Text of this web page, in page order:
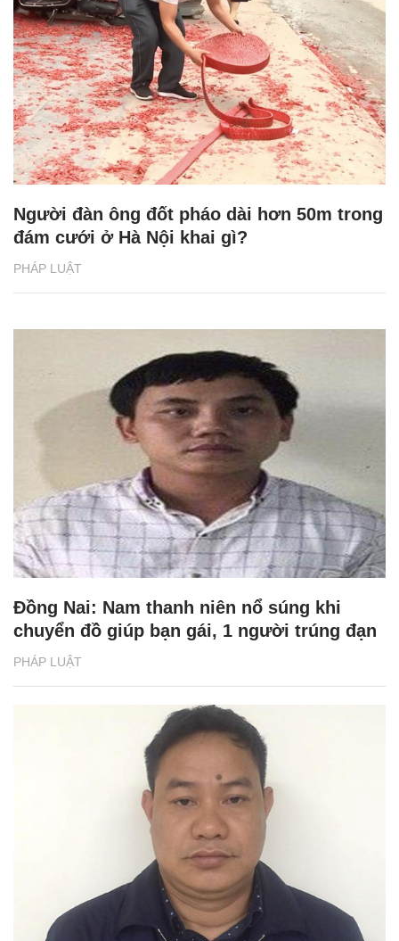
PHÁP LUẬT
Người đàn ông đốt pháo dài hơn 50m trong
đám cưới ở Hà Nội khai gì?
PHÁP LUẬT
Đồng Nai: Nam thanh niên nổ súng khi
chuyển đồ giúp bạn gái, 1 người trúng đạn